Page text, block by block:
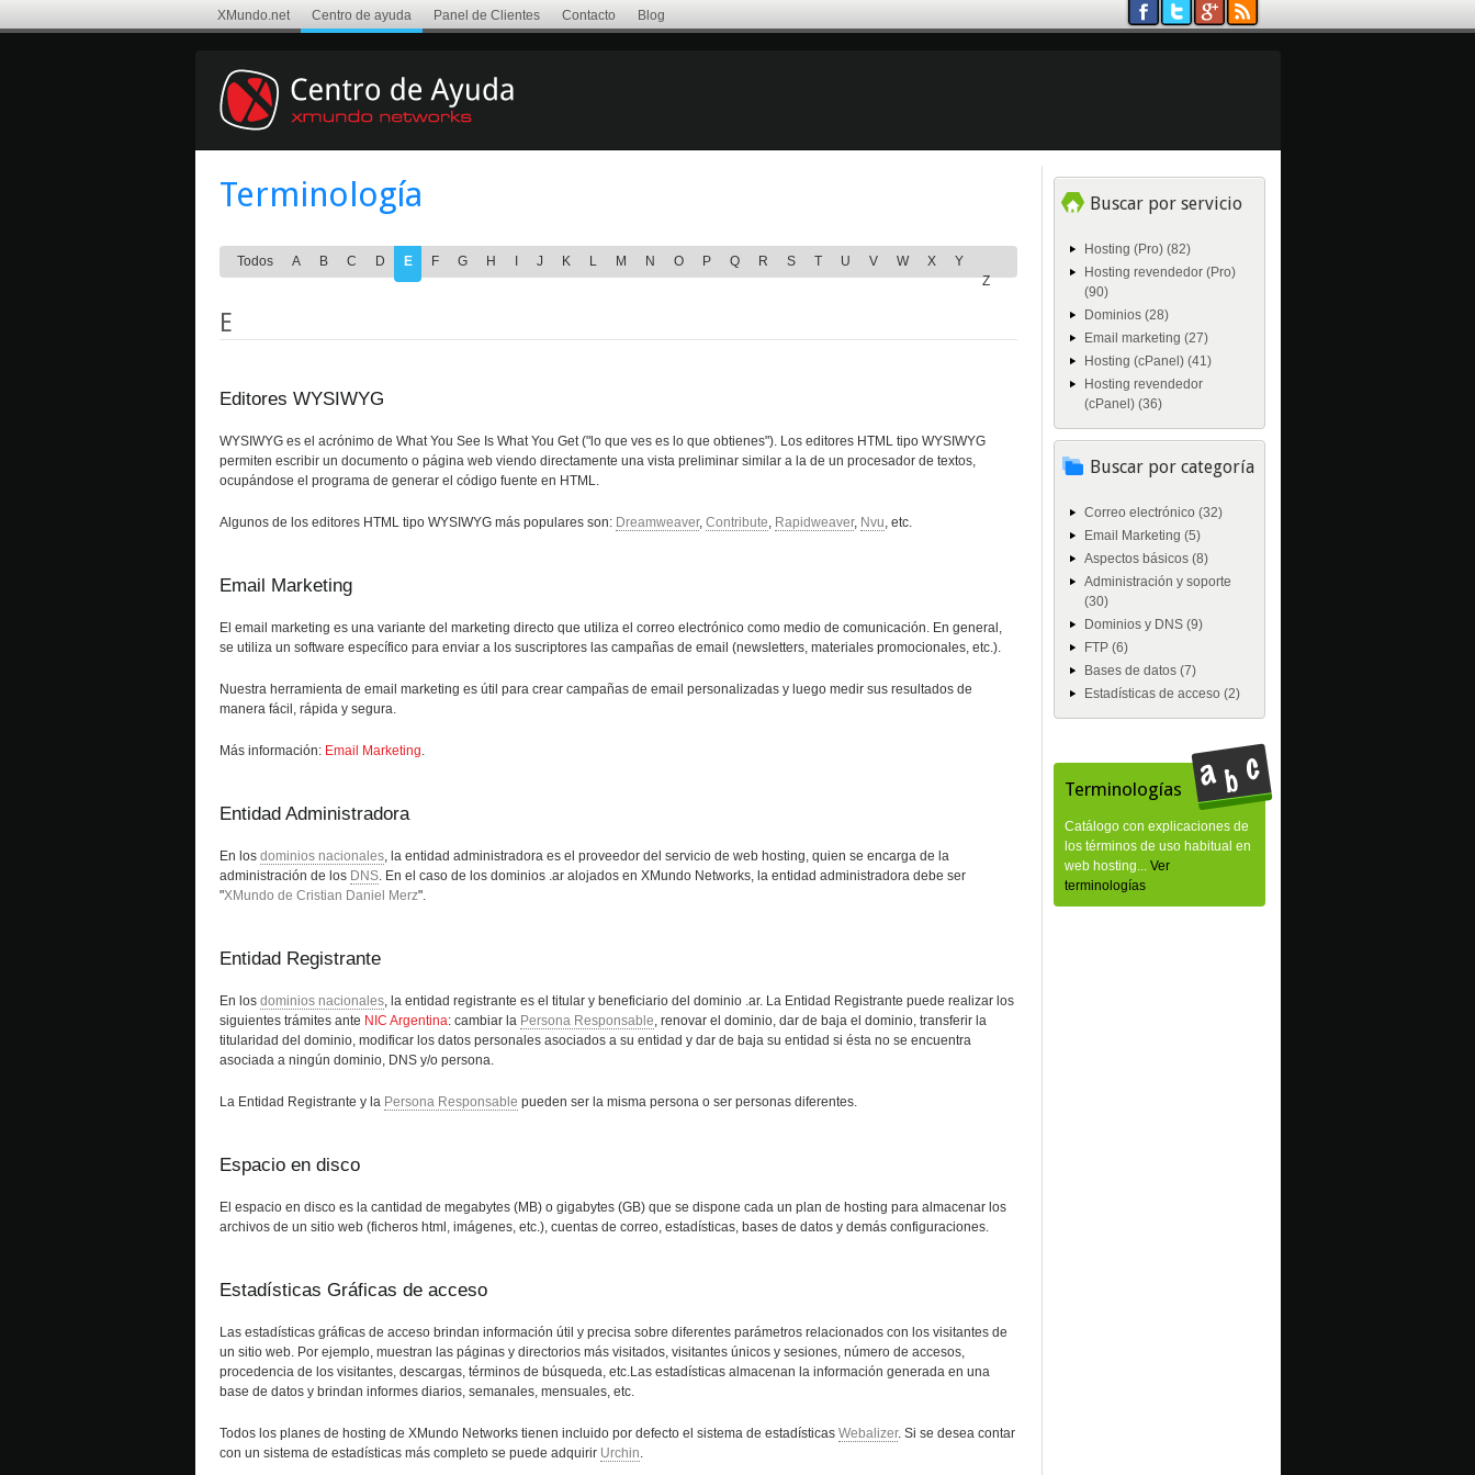
XMundo.net Centro de ayuda Panel de Clientes Contacto Blog
Terminología
Todos A B C D E F G H J K L M N O P Q R S T U V W X
Y
Z
E
Editores WYSIWYG
WYSIWYG es el acrónimo de What You See Is What You Get ("lo que ves es lo que obtienes"). Los editores HTML tipo WYSIWYG
permiten escribir un documento o página web viendo directamente una vista preliminar similar a la de un procesador de textos,
ocupándose el programa de generar el código fuente en HTML.
Algunos de los editores HTML tipo WYSIWYG más populares son: Dreamweaver, Contribute, Rapidweaver, Nvu, etc.
Email Marketing
El email marketing es una variante del marketing directo que utiliza el correo electrónico como medio de comunicación. En general,
se utiliza un software específico para enviar a los suscriptores las campañas de email (newsletters, materiales promocionales, etc.).
Nuestra herramienta de email marketing es útil para crear campañas de email personalizadas y luego medir sus resultados de
manera fácil, rápida y segura.
Más información: Email Marketing.
Entidad Administradora
En los dominios nacionales, la entidad administradora es el proveedor del servicio de web hosting, quien se encarga de la
administración de los DNS. En el caso de los dominios .ar alojados en XMundo Networks, la entidad administradora debe ser
"XMundo de Cristian Daniel Merz".
Entidad Registrante
En los dominios nacionales, la entidad registrante es el titular y beneficiario del dominio .ar. La Entidad Registrante puede realizar los
siguientes trámites ante NIC Argentina: cambiar la Persona Responsable, renovar el dominio, dar de baja el dominio, transferir la
titularidad del dominio, modificar los datos personales asociados a su entidad y dar de baja su entidad si ésta no se encuentra
asociada a ningún dominio, DNS y/o persona.
La Entidad Registrante y la Persona Responsable pueden ser la misma persona o ser personas diferentes.
Espacio en disco
El espacio en disco es la cantidad de megabytes (MB) o gigabytes (GB) que se dispone cada un plan de hosting para almacenar los
archivos de un sitio web (ficheros html, imágenes, etc.), cuentas de correo, estadísticas, bases de datos y demás configuraciones.
Estadísticas Gráficas de acceso
Las estadísticas gráficas de acceso brindan información útil y precisa sobre diferentes parámetros relacionados con los visitantes de
un sitio web. Por ejemplo, muestran las páginas y directorios más visitados, visitantes únicos y sesiones, número de accesos,
procedencia de los visitantes, descargas, términos de búsqueda, etc.Las estadísticas almacenan la información generada en una
base de datos y brindan informes diarios, semanales, mensuales, etc.
Todos los planes de hosting de XMundo Networks tienen incluido por defecto el sistema de estadísticas Webalizer. Si se desea contar
con un sistema de estadísticas más completo se puede adquirir Urchin.
Buscar por servicio
Hosting (Pro) (82)
Hosting revendedor (Pro)
(90)
Dominios (28)
Email marketing (27)
Hosting (cPanel) (41)
Hosting revendedor
(cPanel) (36)
Buscar por categoría
Correo electrónico (32)
Email Marketing (5)
Aspectos básicos (8)
Administración y soporte
(30)
Dominios y DNS (9)
FTP (6)
Bases de datos (7)
Estadísticas de acceso (2)
Terminologías
Catálogo con explicaciones de
los términos de uso habitual en
web hosting... Ver
terminologías